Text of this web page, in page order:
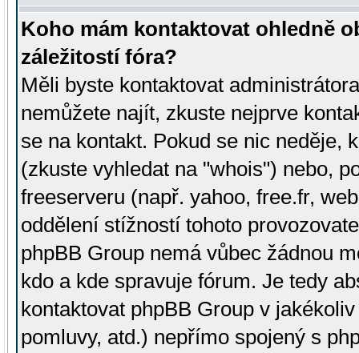
Koho mám kontaktovat ohledně
záležitostí fóra?
Měli byste kontaktovat
nemůžete najít, zkuste nejprve
se na kontakt. Pokud se nic neděje,
(zkuste vyhledat na "whois") nebo,
freeserveru (např. yahoo, free.fr,
oddělení stížností tohoto
phpBB Group nemá vůbec žádnou
kdo a kde spravuje fórum. Je tedy
kontaktovat phpBB Group v
pomluvy, atd.) nepřímo spojený s